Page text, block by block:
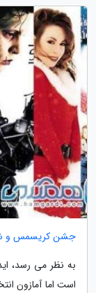
جشن کریسمس و
است اما آمازون